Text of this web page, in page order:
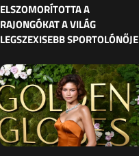
ELSZOMORÍTOTTA A
RAJONGÓKAT A VILÁG
LEGSZEXISEBB SPORTOLÓNŐJE